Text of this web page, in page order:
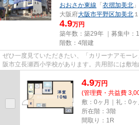
おおさか東線 「衣摺加美北
大阪府大阪市平野区加美北
4.9万円
築年数：築29年 ｜募集中：
階数：4階建
ぜひ一度見ていただきたい、「カリーナアモー
阪市立長瀬西小学校があります。共用部には敷
が揃っており、とても充実し...
4.9万円
(管理費・共益費
敷：0ヶ月｜礼：0ヶ
所在階：3階
間取り：1R